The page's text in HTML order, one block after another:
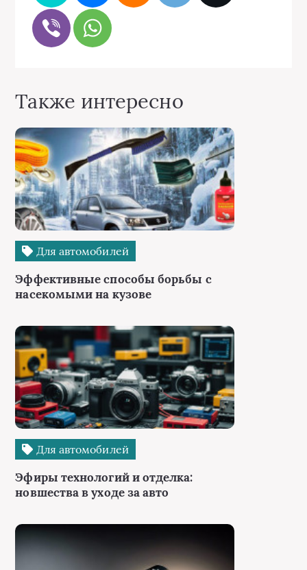
Также интересно
Для автомобилей
Эффективные способы борьбы с
насекомыми на кузове
Для автомобилей
Эфиры технологий и отделка:
новшества в уходе за авто